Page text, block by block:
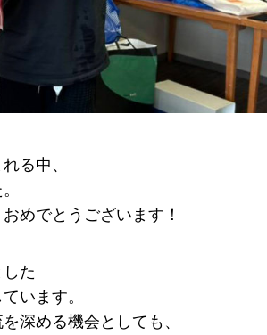
る中、
めでとうございます！
た
います。
深める機会としても、